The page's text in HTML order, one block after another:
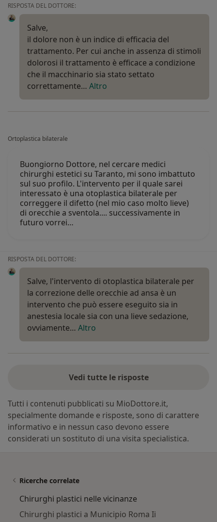
RISPOSTA DEL DOTTORE:
Salve,
il dolore non è un indice di efficacia del
trattamento. Per cui anche in assenza di stimoli
dolorosi il trattamento è efficace a condizione
che il macchinario sia stato settato
correttamente… Altro
Ortoplastica bilaterale
Buongiorno Dottore, nel cercare medici
chirurghi estetici su Taranto, mi sono imbattuto
sul suo profilo. L'intervento per il quale sarei
interessato è una otoplastica bilaterale per
correggere il difetto (nel mio caso molto lieve)
di orecchie a sventola.... successivamente in
futuro vorrei…
RISPOSTA DEL DOTTORE:
Salve, l'intervento di otoplastica bilaterale per
la correzione delle orecchie ad ansa è un
intervento che può essere eseguito sia in
anestesia locale sia con una lieve sedazione,
ovviamente… Altro
Vedi tutte le risposte
Tutti i contenuti pubblicati su MioDottore.it,
specialmente domande e risposte, sono di carattere
informativo e in nessun caso devono essere
considerati un sostituto di una visita specialistica.
Ricerche correlate
Chirurghi plastici nelle vicinanze
Chirurghi plastici a Municipio Roma Ii